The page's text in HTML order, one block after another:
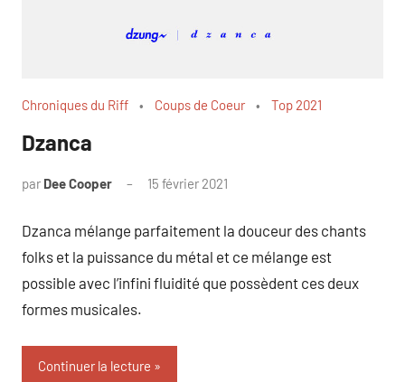
Chroniques du Riff Coups de Coeur Top 2021
Dzanca
par Dee Cooper 15 février 2021
Dzanca mélange parfaitement la douceur des chants
folks et la puissance du métal et ce mélange est
possible avec l’infini fluidité que possèdent ces deux
formes musicales.
Continuer la lecture